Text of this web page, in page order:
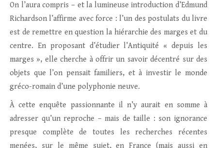
On l’aura compris – et la lumineuse introduction d’Edmund
Richardson l’affirme avec force : l’un des postulats du livre
est de remettre en question la hiérarchie des marges et du
centre. En proposant d’étudier l’Antiquité « depuis les
marges », elle cherche à offrir un savoir décentré sur des
objets que l’on pensait familiers, et à investir le monde
gréco-romain d’une polyphonie neuve.
À cette enquête passionnante il n’y aurait en somme à
adresser qu’un reproche – mais de taille : son ignorance
presque complète de toutes les recherches récentes
menées, sur le même sujet, en France (mais aussi en